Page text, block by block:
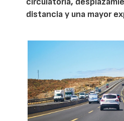
distancia y una mayor